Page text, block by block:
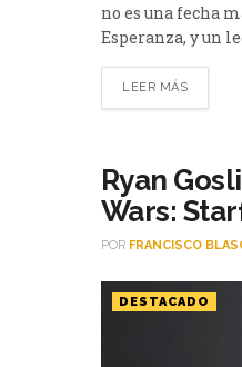
no es una fecha
Esperanza, y un
LEER MÁS
Ryan
Wars:
POR FRANCISCO
DESTACADO